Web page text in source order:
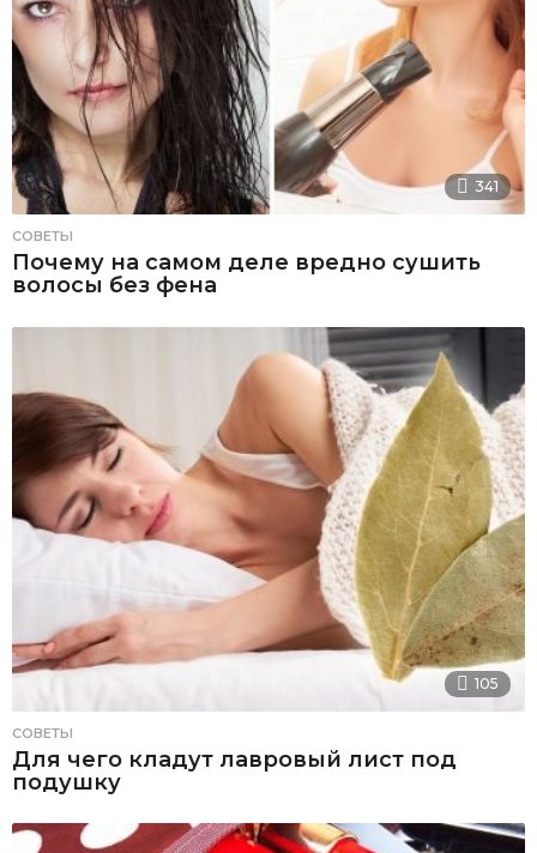
341
СОВЕТЫ
Почему на самом деле вредно сушить
волосы без фена
105
СОВЕТЫ
Для чего кладут лавровый лист под
подушку